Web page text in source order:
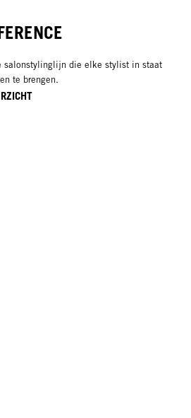
salonstylinglijn die elke stylist in staat
te brengen.